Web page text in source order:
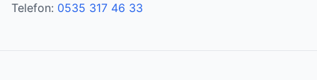
Telefon: 0535 317 46 33